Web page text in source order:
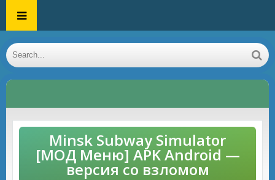
Minsk Subway Simulator
[МОД Меню] APK Android —
версия со взломом